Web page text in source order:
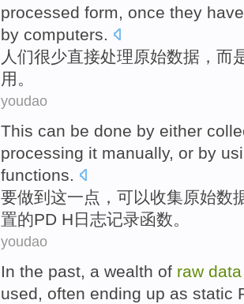
processed form, once they
by computers.
人们很少直接处理 原始数据 ， 而
用 。
youdao
This can be done by either
processing it manually, or by
functions.
要做到 这一点， 可以收集原始数
置的PD H 日志记录函数。
youdao
In the past a wealth of raw data
used
often ending up as static